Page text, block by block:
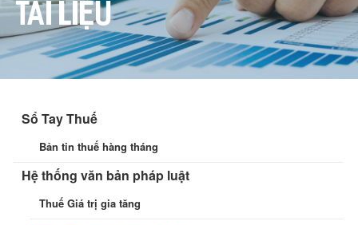
TÀI LIỆU
Sổ Tay Thuế
Bản tin thuế hàng tháng
Hệ thống văn bản pháp luật
Thuế Giá trị gia tăng